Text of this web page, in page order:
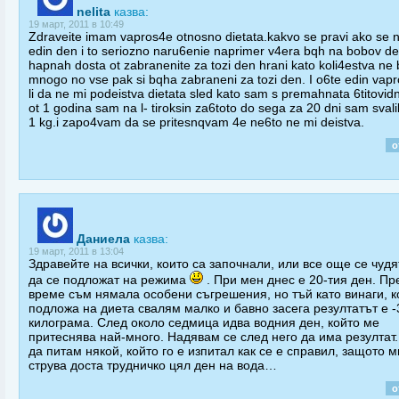
nelita казва:
19 март, 2011 в 10:49
Zdraveite imam vapros4e otnosno dietata.kakvo se pravi ako se
edin den i to seriozno naru6enie naprimer v4era bqh na bobov
hapnah dosta ot zabranenite za tozi den hrani kato koli4estva ne
mnogo no vse pak si bqha zabraneni za tozi den. I o6te edin
li da ne mi podeistva dietata sled kato sam s premahnata
ot 1 godina sam na l- tiroksin za6toto do sega za 20 dni sam
1 kg.i zapo4vam da se pritesnqvam 4e ne6to ne mi deistva.
Даниела казва:
19 март, 2011 в 13:04
Здравейте на всички, които са започнали, или все още се
да се подложат на режима
. При мен днес е 20-тия ден.
време съм нямала особени съгрешения, но тъй като винаги,
подложа на диета свалям малко и бавно засега резултатът е -
килограма. След около седмица идва водния ден, който ме
притеснява най-много. Надявам се след него да има
да питам някой, който го е изпитал как се е справил, защото
струва доста трудничко цял ден на вода…